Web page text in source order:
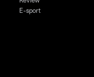
E-sport